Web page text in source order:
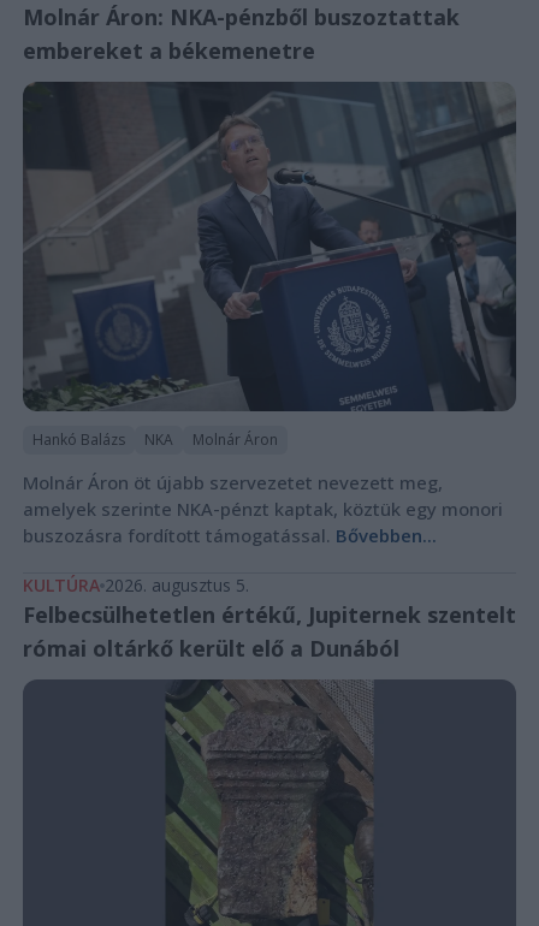
Molnár Áron: NKA-pénzből buszoztattak
embereket a békemenetre
Hankó Balázs NKA Molnár Áron
Molnár Áron öt újabb szervezetet nevezett meg,
amelyek szerinte NKA-pénzt kaptak, köztük egy monori
buszozásra fordított támogatással. Bővebben...
KULTÚRA 2026. augusztus 5.
Felbecsülhetetlen értékű, Jupiternek szentelt
római oltárkő került elő a Dunából